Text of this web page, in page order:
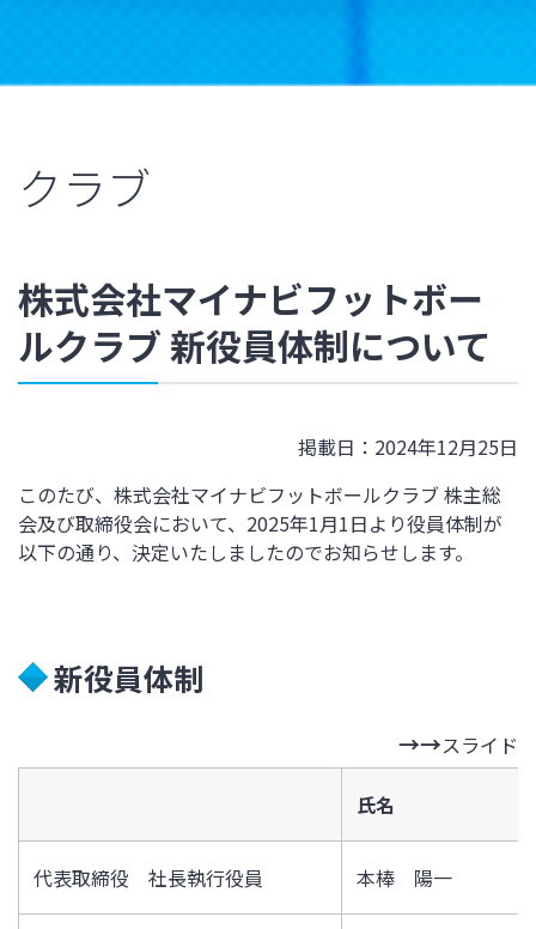
クラブ
株式会社マイナビフットボー
ルクラブ 新役員体制について
掲載日：2024年12月25日
このたび、株式会社マイナビフットボールクラブ 株主総
会及び取締役会において、2025年1月1日より役員体制が
以下の通り、 決定いたしましたのでお知らせします。
新役員体制
スライド
氏名
代表取締役 社長執行役員 本棒 陽一